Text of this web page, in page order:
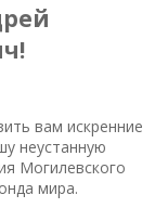
вам искренние
неустанную
Могилевского
мира.